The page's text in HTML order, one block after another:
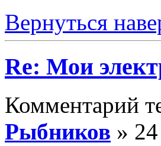
Вернуться
Re: Мои
Комментарий
Рыбников »